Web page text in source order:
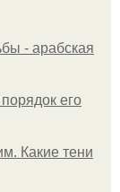
- арабская
его
Какие тени